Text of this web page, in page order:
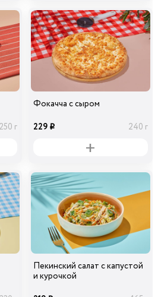
250 г
Фокачча с сыром
229 i 240 г
Пекинский салат с капустой
и курочкой